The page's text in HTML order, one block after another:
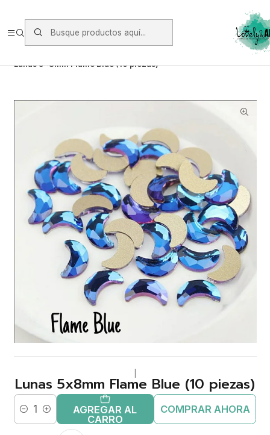
https://www.starken.cl/
Lunas 5x8mm Flame Blue (10 piezas)
Lunas 5x8mm Flame Blue (10 piezas)
Cantidad
AGREGAR AL
CARRO
COMPRAR AHORA